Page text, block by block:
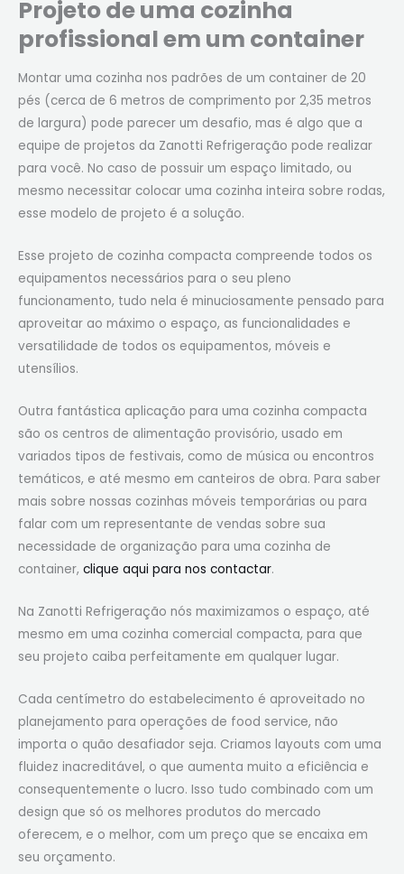
Projeto de uma cozinha
profissional em um container
Montar uma cozinha nos padrões de um container de 20
pés (cerca de 6 metros de comprimento por 2,35 metros
de largura) pode parecer um desafio, mas é algo que a
equipe de projetos da Zanotti Refrigeração pode realizar
para você. No caso de possuir um espaço limitado, ou
mesmo necessitar colocar uma cozinha inteira sobre rodas,
esse modelo de projeto é a solução.
Esse projeto de cozinha compacta compreende todos os
equipamentos necessários para o seu pleno
funcionamento, tudo nela é minuciosamente pensado para
aproveitar ao máximo o espaço, as funcionalidades e
versatilidade de todos os equipamentos, móveis e
utensílios.
Outra fantástica aplicação para uma cozinha compacta
são os centros de alimentação provisório, usado em
variados tipos de festivais, como de música ou encontros
temáticos, e até mesmo em canteiros de obra. Para saber
mais sobre nossas cozinhas móveis temporárias ou para
falar com um representante de vendas sobre sua
necessidade de organização para uma cozinha de
container, clique aqui para nos contactar.
Na Zanotti Refrigeração nós maximizamos o espaço, até
mesmo em uma cozinha comercial compacta, para que
seu projeto caiba perfeitamente em qualquer lugar.
Cada centímetro do estabelecimento é aproveitado no
planejamento para operações de food service, não
importa o quão desafiador seja. Criamos layouts com uma
fluidez inacreditável, o que aumenta muito a eficiência e
consequentemente o lucro. Isso tudo combinado com um
design que só os melhores produtos do mercado
oferecem, e o melhor, com um preço que se encaixa em
seu orçamento.